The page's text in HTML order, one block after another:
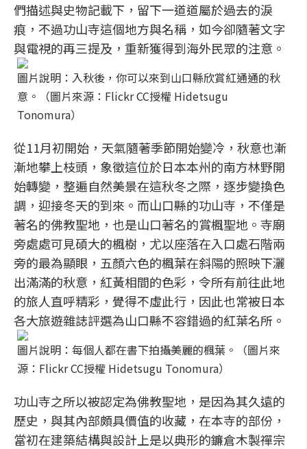
們描述與史物記載下，留下一道道屬於過去的淚
痕，不過功山寺這個地方與名稱，如今卻隨著文字
與電視的再三提及，重新獲得到海外民眾的注意。
圖片說明：入秋後，你可以來到山口縣欣賞紅通通的秋
意。（圖片來源：Flickr CC授權 Hidetsugu
Tonomura）
從11月初開始，天氣隨著季節開始變冷，秋意也漸
漸地攀上枝頭，象徵這位於日本本州的南方林野開
始轉變，整遍自然美景在這秋冬之際，逐步變換色
調，迎接冬天的到來。而山口縣的功山寺，不僅是
著名的佛教聖地，也是山口著名的賞楓聖地。寺廟
旁處處可見碩大的楓樹，尤以座落在入口處石階兩
旁的最為顯眼，五顏六色的楓葉在斜陽的照映下灑
出滿滿的秋意，紅黃相間的色彩，令所有前往此地
的旅人直呼精彩，覺得不虛此行，因此也常被日本
各大旅遊雜誌評選為山口縣不容錯過的紅葉名所。
圖片說明：每個人都在書下拍攝美麗的楓葉。（圖片來
源：Flickr CC授權 Hidetsugu Tonomura）
功山寺之所以被認定為佛教聖地，是因為其久遠的
歷史，與其內部頗具價值的收藏，在本寺的部份，
當初在建築結構與設計上是以典形的鐮倉木製禪宗